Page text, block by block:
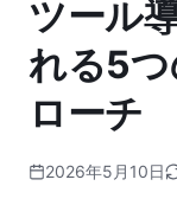
ツール
れる5
ローチ
2026年5月10日